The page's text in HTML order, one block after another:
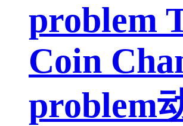
problem
Coin
problem